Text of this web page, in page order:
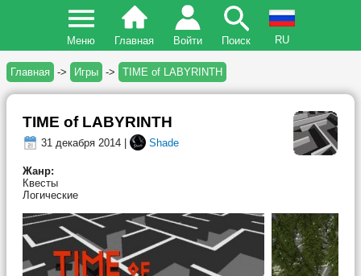
Меню Главная Войти Поиск RU
Главная -> Игры -> TIME of LABYRINTH
TIME of LABYRINTH
31 декабря 2014 | Shade
Жанр:
Квесты
Логические